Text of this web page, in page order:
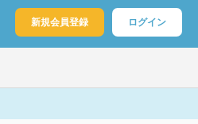
新規会員登録 ログイン